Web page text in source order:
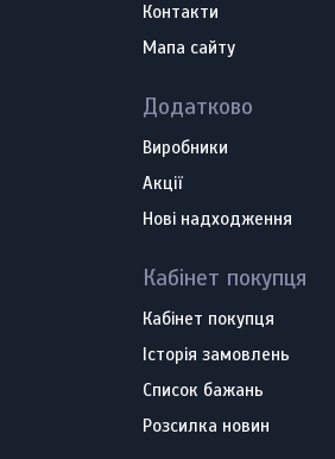
Контакти
Мапа сайту
Додатково
Виробники
Акції
Нові надходження
Кабінет покупця
Кабінет покупця
Історія замовлень
Список бажань
Розсилка новин